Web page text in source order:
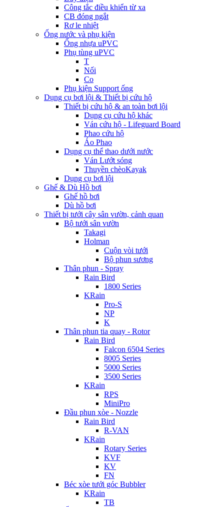
Công tắc điều khiển từ xa
CB đóng ngắt
Rơ le nhiệt
Ống nước và phụ kiện
Ống nhựa uPVC
Phụ tùng uPVC
T
Nối
Co
Phụ kiện Support ống
Dụng cụ bơi lội & Thiết bị cứu hộ
Thiết bị cứu hộ & an toàn bơi lội
Dụng cụ cứu hộ khác
Ván cứu hộ - Lifeguard Board
Phao cứu hộ
Áo Phao
Dụng cụ thể thao dưới nước
Ván Lướt sóng
Thuyền chèoKayak
Dụng cụ bơi lội
Ghế & Dù Hồ bơi
Ghế hồ bơi
Dù hồ bơi
Thiết bị tưới cây sân vườn, cảnh quan
Bộ tưới sân vườn
Takagi
Holman
Cuộn vòi tưới
Bộ phun sương
Thân phun - Spray
Rain Bird
1800 Series
KRain
Pro-S
NP
K
Thân phun tia quay - Rotor
Rain Bird
Falcon 6504 Series
8005 Series
5000 Series
3500 Series
KRain
RPS
MiniPro
Đầu phun xòe - Nozzle
Rain Bird
R-VAN
KRain
Rotary Series
KVF
KV
FN
Béc xòe tưới góc Bubbler
KRain
TB